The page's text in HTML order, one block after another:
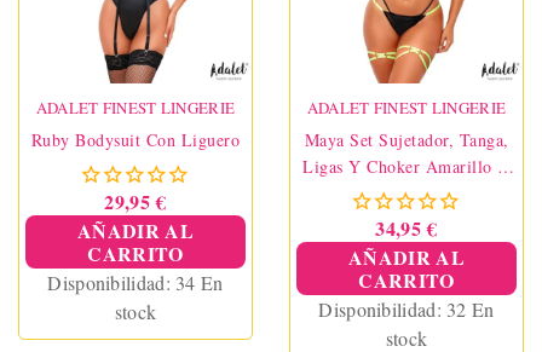
ADALET FINEST LINGERIE
Ruby Bodysuit Con Liguero
29,95 €
AÑADIR AL
CARRITO
Disponibilidad: 34 En
stock
ADALET FINEST LINGERIE
Maya Set Sujetador, Tanga,
Ligas Y Choker Amarillo Y
Negro
34,95 €
AÑADIR AL
CARRITO
Disponibilidad: 32 En
stock